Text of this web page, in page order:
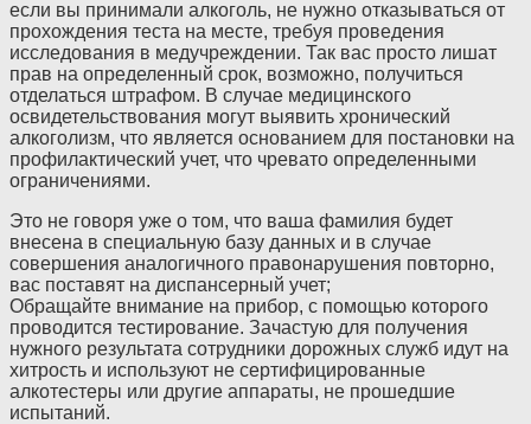
если вы принимали алкоголь, не нужно отказываться от
прохождения теста на месте, требуя проведения
исследования в медучреждении. Так вас просто лишат
прав на определенный срок, возможно, получиться
отделаться штрафом. В случае медицинского
освидетельствования могут выявить хронический
алкоголизм, что является основанием для постановки на
профилактический учет, что чревато определенными
ограничениями.
Это не говоря уже о том, что ваша фамилия будет
внесена в специальную базу данных и в случае
совершения аналогичного правонарушения повторно,
вас поставят на диспансерный учет;
Обращайте внимание на прибор, с помощью которого
проводится тестирование. Зачастую для получения
нужного результата сотрудники дорожных служб идут на
хитрость и используют не сертифицированные
алкотестеры или другие аппараты, не прошедшие
испытаний.